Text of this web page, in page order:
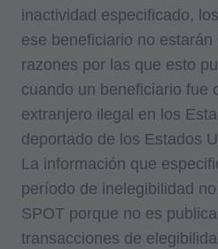
inactividad especificado,
ese beneficiario no
razones por las que esto
cuando un beneficiario fue
extranjero ilegal en los
deportado de los Estados
La información que
período de inelegibilidad
SPOT porque no es
transacciones de